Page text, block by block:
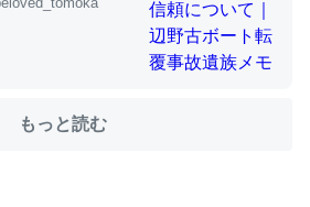
Show 8を設定中でした。Prime
行もできる。一生で親と会える残
1週間とかの人が多いそうだけど、
だった遠方の父67歳と僕。ITツール導入で
もっと読む